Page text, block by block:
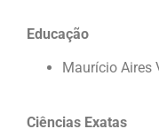
Educação
Maurício Aires
Ciências Exatas